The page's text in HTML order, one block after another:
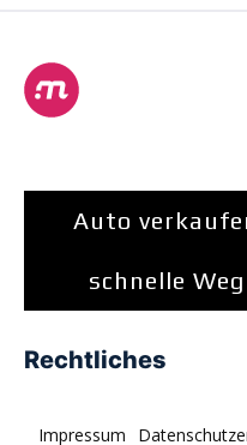
Auto
schnelle
Rechtliches
Impressum